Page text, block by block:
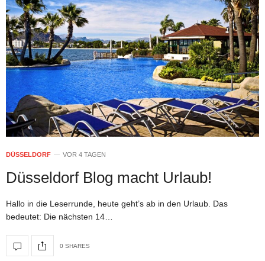
DÜSSELDORF VOR 4 TAGEN
Düsseldorf Blog macht Urlaub!
Hallo in die Leserrunde, heute geht’s ab in den Urlaub. Das
bedeutet: Die nächsten 14…
0 SHARES